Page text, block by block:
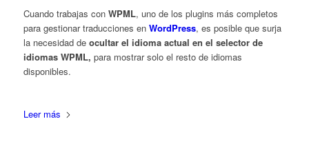
Cuando trabajas con WPML, uno de los plugins más completos
para gestionar traducciones en WordPress, es posible que surja
la necesidad de ocultar el idioma actual en el selector de
idiomas WPML, para mostrar solo el resto de idiomas
disponibles.
Leer más